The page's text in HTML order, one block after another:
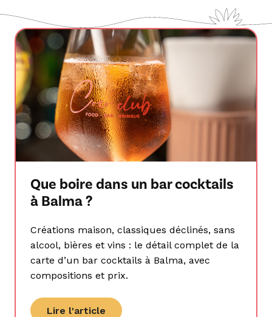
Que boire dans un bar cocktails
à Balma ?
Créations maison, classiques déclinés, sans
alcool, bières et vins : le détail complet de la
carte d’un bar cocktails à Balma, avec
compositions et prix.
Lire l'article